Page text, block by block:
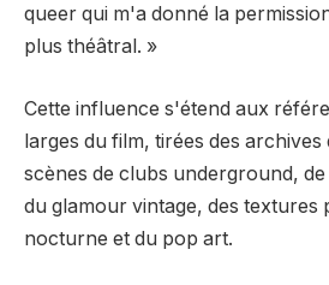
queer qui m'a donné la
plus théâtral. »
Cette influence s'étend aux
larges du film, tirées des archives
scènes de clubs underground,
du glamour vintage, des textures
nocturne et du pop art.